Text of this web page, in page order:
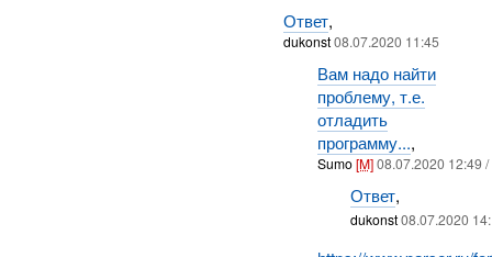
Ответ,
dukonst08.07.2020 11:45
Вам надо найти
проблему, т.е.
отладить
программу...,
Sumo[M]08.07.2020 12:49
Ответ,
dukonst08.07.2020